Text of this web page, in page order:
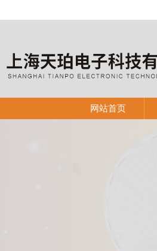
网站首页